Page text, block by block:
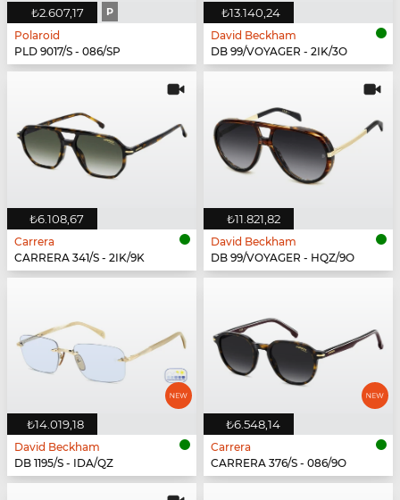
₺2.607,17 P
Polaroid
PLD 9017/S - 086/SP
₺13.140,24
David Beckham
DB 99/VOYAGER - 2IK/3O
₺6.108,67
Carrera
CARRERA 341/S - 2IK/9K
₺11.821,82
David Beckham
DB 99/VOYAGER - HQZ/9O
₺14.019,18
David Beckham
DB 1195/S - IDA/QZ
₺6.548,14
Carrera
CARRERA 376/S - 086/9O